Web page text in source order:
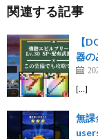
関連する記事
【
器の
[…]
無課